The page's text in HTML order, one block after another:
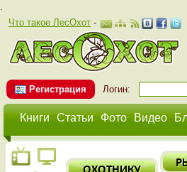
.
Что такое ЛесОхот-
Регистрация Логин:
Книги Статьи Фото Видео